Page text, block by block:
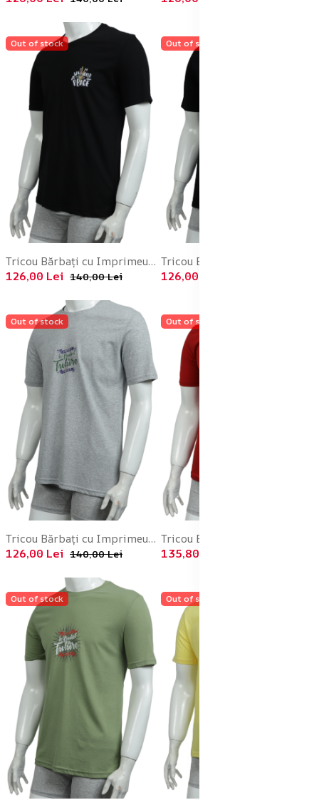
Out of stock
Tricou Bărbați cu Imprimeu ,PEACE, Culoare Negru,Engros
126,00 Lei 140,00 Lei
Out of stock
126,00 Lei
Out of stock
Tricou Bărbați cu Imprimeu FUTURE ,Culoare Gri,Engros
126,00 Lei 140,00 Lei
Out of stock
135,80 Lei
Out of stock Out of stock